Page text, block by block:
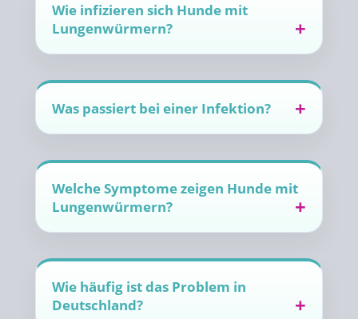
Wie infizieren sich Hunde mit
Lungenwürmern?
Was passiert bei einer Infektion?
Welche Symptome zeigen Hunde mit
Lungenwürmern?
Wie häufig ist das Problem in
Deutschland?